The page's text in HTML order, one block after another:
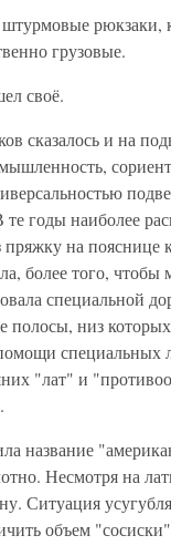
рюкзаки,
грузовые.
своё.
сказалось и на
годы наиболее
пряжку на
более того,
специальной
низ
специальных
"лат" и
название
Несмотря на
Ситуация
объем